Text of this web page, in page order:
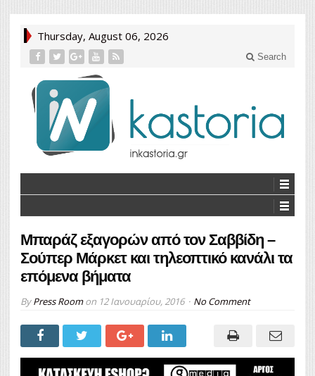
Thursday, August 06, 2026
Search
Μπαράζ εξαγορών από τον Σαββίδη –
Σούπερ Μάρκετ και τηλεοπτικό κανάλι τα
επόμενα βήματα
ByPress Roomon 12 Ιανουαρίου, 2016 No Comment